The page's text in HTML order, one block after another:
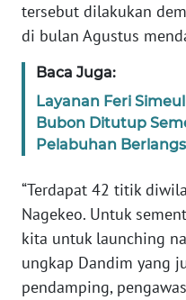
tersebut dilakukan
di bulan Agustus
Baca Juga:
Layanan Feri
Bubon Ditutup
Pelabuhan
“Terdapat 42 titik
Nagekeo. Untuk
kita untuk launching
ungkap Dandim yang
pendamping,
KARIR
DISCLAIMER
Wahana
Regional
WN
SUMUT
WN
JAKARTA